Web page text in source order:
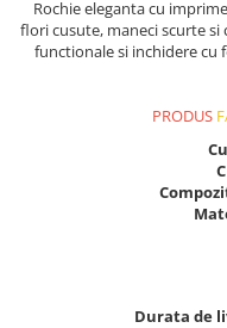
Rochie eleganta cu
flori cusute, maneci scurte si
functionale si inchidere cu
PRODUS
Durata de